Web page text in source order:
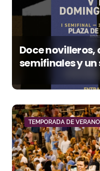
Doce novilleros,
semifinales y un
fase decisiva
TEMPORADA DE